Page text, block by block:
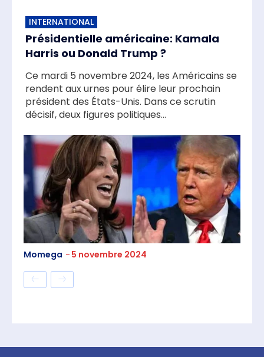
INTERNATIONAL
Présidentielle américaine: Kamala
Harris ou Donald Trump ?
Ce mardi 5 novembre 2024, les Américains se
rendent aux urnes pour élire leur prochain
président des États-Unis. Dans ce scrutin
décisif, deux figures politiques...
Momega - 5 novembre 2024